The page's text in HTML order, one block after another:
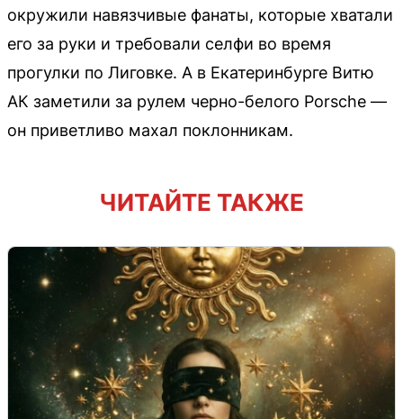
окружили навязчивые фанаты, которые хватали
его за руки и требовали селфи во время
прогулки по Лиговке. А в Екатеринбурге Витю
АК заметили за рулем черно-белого Porsche —
он приветливо махал поклонникам.
ЧИТАЙТЕ ТАКЖЕ